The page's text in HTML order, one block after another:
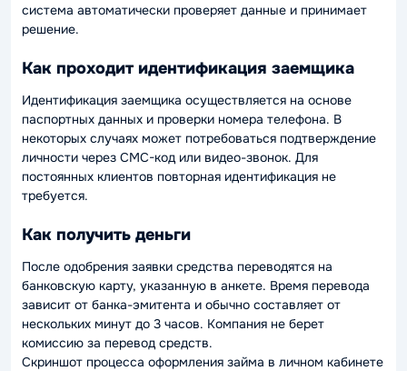
система автоматически проверяет данные и принимает
решение.
Как проходит идентификация заемщика
Идентификация заемщика осуществляется на основе
паспортных данных и проверки номера телефона. В
некоторых случаях может потребоваться подтверждение
личности через СМС-код или видео-звонок. Для
постоянных клиентов повторная идентификация не
требуется.
Как получить деньги
После одобрения заявки средства переводятся на
банковскую карту, указанную в анкете. Время перевода
зависит от банка-эмитента и обычно составляет от
нескольких минут до 3 часов. Компания не берет
комиссию за перевод средств.
Скриншот процесса оформления займа в личном кабинете